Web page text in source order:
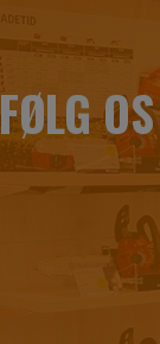
FØLG